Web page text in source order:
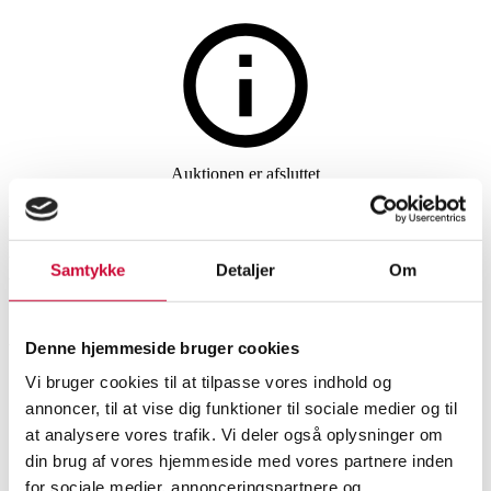
Samtykke Detaljer Om
Denne hjemmeside bruger cookies
Vi bruger cookies til at tilpasse vores indhold og
annoncer, til at vise dig funktioner til sociale medier og til
at analysere vores trafik. Vi deler også oplysninger om
din brug af vores hjemmeside med vores partnere inden
for sociale medier, annonceringspartnere og
Spiseborde, spisestuemøbler
Auktionen er afsluttet
RETUR TIL SÆLGER Søren
Nissen & Ebbe Gehl. Ovalt
sortlakeret spisebord med
udtræk fra Naver Collection
GM2100 serien
SHOWROOMVURDERINGVARENUMMER